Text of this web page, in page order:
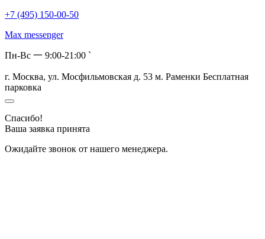
+7 (495) 150-00-50
Max messenger
Пн-Вс 一 9:00-21:00 `
г. Москва, ул. Мосфильмовская д. 53 м. Раменки Бесплатная
парковка
Спасибо!
Ваша заявка принята
Ожидайте звонок от нашего менеджера.